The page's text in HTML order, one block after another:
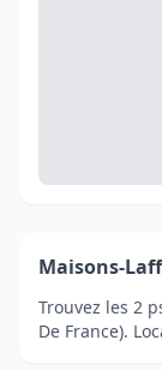
Maisons-
Trouvez les 2
De France).